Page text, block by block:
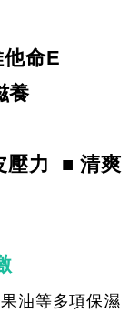
命E
養
壓力 ■ 清爽
油等多項保濕